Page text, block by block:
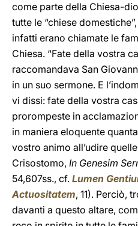
come parte della Chiesa-
tutte le “chiese
infatti erano chiamate le
Chiesa. “Fate della vostra
raccomandava San
in un suo sermone. E
vi dissi: fate della vostra
prorompeste in
in maniera eloquente
vostro animo all’udire
Crisostomo, In Genesim
54,607ss., cf. Lumen
Actuositatem, 11). Perciò,
davanti a questo altare,